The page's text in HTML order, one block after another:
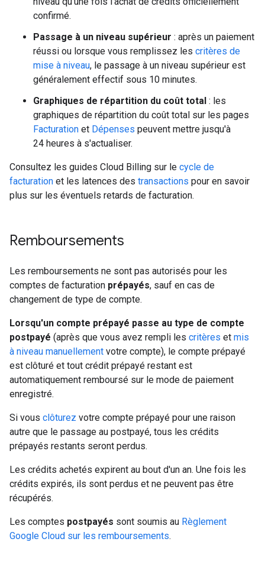
confirmé.
Passage à un niveau supérieur : après un paiement
réussi ou lorsque vous remplissez les critères de
mise à niveau, le passage à un niveau supérieur est
généralement effectif sous 10 minutes.
Graphiques de répartition du coût total : les
graphiques de répartition du coût total sur les pages
Facturation et Dépenses peuvent mettre jusqu'à
24 heures à s'actualiser.
Consultez les guides Cloud Billing sur le cycle de
facturation et les latences des transactions pour en savoir
plus sur les éventuels retards de facturation.
Remboursements
Les remboursements ne sont pas autorisés pour les
comptes de facturation prépayés, sauf en cas de
changement de type de compte.
Lorsqu'un compte prépayé passe au type de compte
postpayé (après que vous avez rempli les critères et mis
à niveau manuellement votre compte), le compte prépayé
est clôturé et tout crédit prépayé restant est
automatiquement remboursé sur le mode de paiement
enregistré.
Si vous clôturez votre compte prépayé pour une raison
autre que le passage au postpayé, tous les crédits
prépayés restants seront perdus.
Les crédits achetés expirent au bout d'un an. Une fois les
crédits expirés, ils sont perdus et ne peuvent pas être
récupérés.
Les comptes postpayés sont soumis au Règlement
Google Cloud sur les remboursements.